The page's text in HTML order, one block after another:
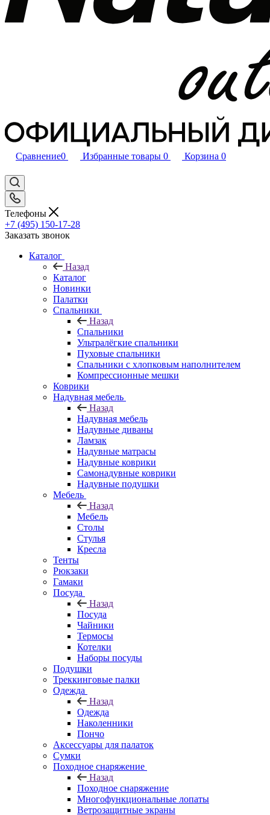
Сравнение0 Избранные товары 0 Корзина 0
Телефоны
+7 (495) 150-17-28
Заказать звонок
Каталог
Назад
Каталог
Новинки
Палатки
Спальники
Назад
Спальники
Ультралёгкие спальники
Пуховые спальники
Спальники с хлопковым наполнителем
Компрессионные мешки
Коврики
Надувная мебель
Назад
Надувная мебель
Надувные диваны
Ламзак
Надувные матрасы
Надувные коврики
Самонадувные коврики
Надувные подушки
Мебель
Назад
Мебель
Столы
Стулья
Кресла
Тенты
Рюкзаки
Гамаки
Посуда
Назад
Посуда
Чайники
Термосы
Котелки
Наборы посуды
Подушки
Треккинговые палки
Одежда
Назад
Одежда
Наколенники
Пончо
Аксессуары для палаток
Сумки
Походное снаряжение
Назад
Походное снаряжение
Многофункциональные лопаты
Ветрозащитные экраны